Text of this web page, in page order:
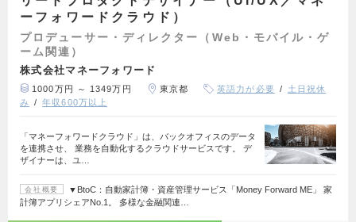
ーフォワードクラウド）
プロデューサー・ディレクター（Web・モバイル・ゲ
ーム関連）
株式会社マネーフォワード
1000万円 ～ 1349万円 東京都 英語力が必要
土日祝休
み
年収600万以上
「マネーフォワードクラウド」は、バックオフィスのデータ
を連携させ、 業務を自動化するクラウドサービスです。 デ
ザイナーは、ユ…
会社概要
▼BtoC：自動家計簿・資産管理サービス「Money Forward ME」 家
計簿アプリシェアNo.1。 多様な金融関連…